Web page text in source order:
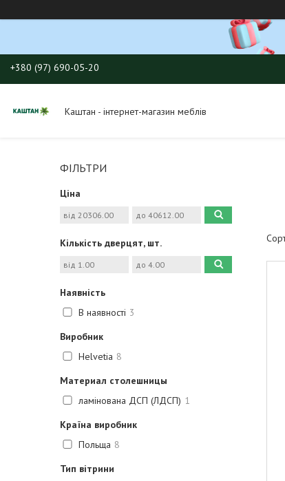
+380 (97) 690-05-20
Каштан - інтернет-магазин меблів
ФІЛЬТРИ
Ціна
Кількість дверцят, шт.
Наявність
В наявності 3
Виробник
Helvetia 8
Материал столешницы
ламінована ДСП (ЛДСП) 1
Країна виробник
Польща 8
Тип вітрини